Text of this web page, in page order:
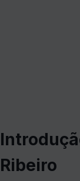
Ribeiro